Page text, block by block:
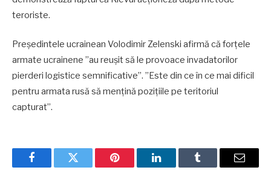
teroriste.
Preşedintele ucrainean Volodimir Zelenski afirmă că forţele
armate ucrainene ”au reuşit să le provoace invadatorilor
pierderi logistice semnificative”. ”Este din ce în ce mai dificil
pentru armata rusă să menţină poziţiile pe teritoriul
capturat”.
FacebookTwitter Pinterest LinkedInTumblr Email